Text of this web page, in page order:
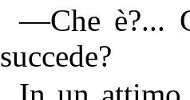
—Che è?...
succede?